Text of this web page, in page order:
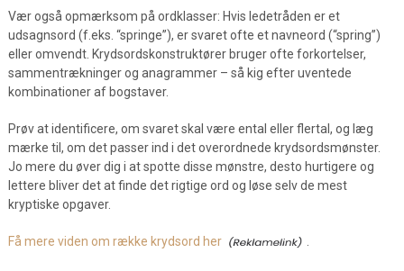
Vær også opmærksom på ordklasser: Hvis ledetråden er et
udsagnsord (f.eks. “springe”), er svaret ofte et navneord (“spring”)
eller omvendt. Krydsordskonstruktører bruger ofte forkortelser,
sammentrækninger og anagrammer – så kig efter uventede
kombinationer af bogstaver.
Prøv at identificere, om svaret skal være ental eller flertal, og læg
mærke til, om det passer ind i det overordnede krydsordsmønster.
Jo mere du øver dig i at spotte disse mønstre, desto hurtigere og
lettere bliver det at finde det rigtige ord og løse selv de mest
kryptiske opgaver.
Få mere viden om række krydsord her